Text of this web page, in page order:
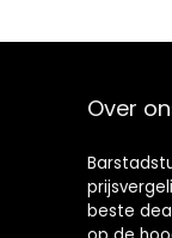
Over
beste